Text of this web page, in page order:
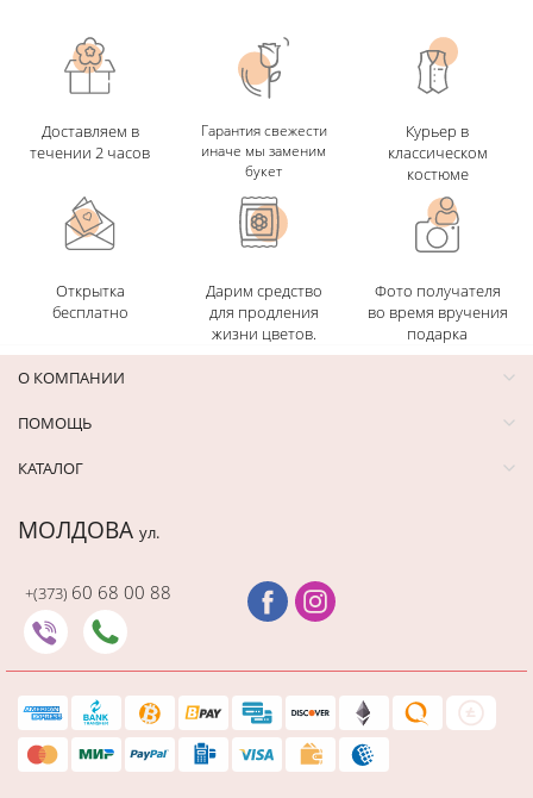
Доставляем в
течении 2 часов
Гарантия свежести
иначе мы заменим
букет
Курьер в
классическом
костюме
Открытка
бесплатно
Дарим средство
для продления
жизни цветов.
Фото получателя
во время вручения
подарка
О КОМПАНИИ
ПОМОЩЬ
КАТАЛОГ
МОЛДОВА ул.
+(373) 60 68 00 88